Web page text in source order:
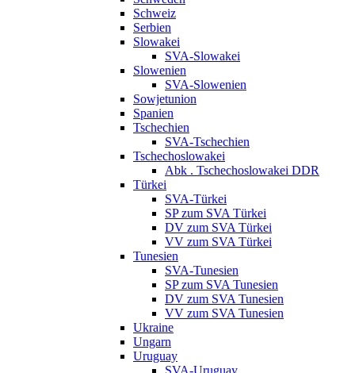
Schweiz
Serbien
Slowakei
SVA-Slowakei
Slowenien
SVA-Slowenien
Sowjetunion
Spanien
Tschechien
SVA-Tschechien
Tschechoslowakei
Abk . Tschechoslowakei DDR
Türkei
SVA-Türkei
SP zum SVA Türkei
DV zum SVA Türkei
VV zum SVA Türkei
Tunesien
SVA-Tunesien
SP zum SVA Tunesien
DV zum SVA Tunesien
VV zum SVA Tunesien
Ukraine
Ungarn
Uruguay
SVA-Uruguay